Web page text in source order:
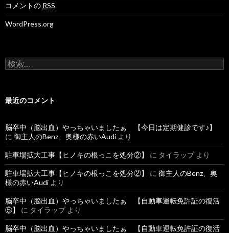
コメントの RSS
WordPress.org
検
索
最近のコメント
脳卒中（脳出血）やっちゃいましたぁ 【今日は定期健診です♪】
に 御主人のBenz、奥様の赤いAudi より
駐車場拡大工事【ヒノキの根っこを処分②】 に タイラップより
駐車場拡大工事【ヒノキの根っこを処分②】 に 御主人のBenz、奥
様の赤いAudi より
脳卒中（脳出血）やっちゃいましたぁ 【自動車運転免許証の復活
⑤】
に タイラップより
脳卒中（脳出血）やっちゃいましたぁ 【自動車運転免許証の復活